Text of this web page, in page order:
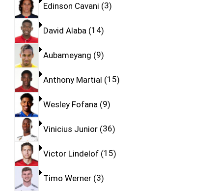
Edinson Cavani 3
David Alaba 14
Aubameyang 9
Anthony Martial 15
Wesley Fofana 9
Vinicius Junior 36
Victor Lindelof 15
Timo Werner 3